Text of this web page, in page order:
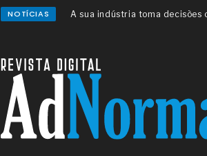
NOTÍCIAS
A sua indústria toma decisões
Os gestores da ABNT litigam
reserva de mercado sobre as
Os critérios médicos da
A prevenção clínica da coceira
Os sintomas clínicos do
O tratamento médico da